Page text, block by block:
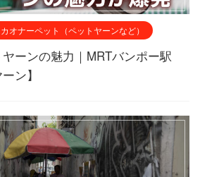
カオナーペット（ペットヤーンなど）
ーンの魅力｜MRTバンポー駅
ン】